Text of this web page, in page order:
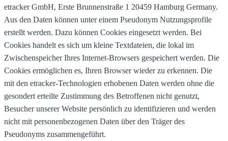
etracker GmbH, Erste Brunnenstraße 1 20459 Hamburg Germany.
Aus den Daten können unter einem Pseudonym Nutzungsprofile
erstellt werden. Dazu können Cookies eingesetzt werden. Bei
Cookies handelt es sich um kleine Textdateien, die lokal im
Zwischenspeicher Ihres Internet-Browsers gespeichert werden. Die
Cookies ermöglichen es, Ihren Browser wieder zu erkennen. Die
mit den etracker-Technologien erhobenen Daten werden ohne die
gesondert erteilte Zustimmung des Betroffenen nicht genutzt,
Besucher unserer Website persönlich zu identifizieren und werden
nicht mit personenbezogenen Daten über den Träger des
Pseudonyms zusammengeführt.